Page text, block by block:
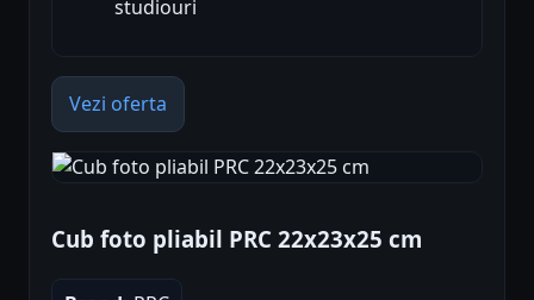
studiouri
Vezi oferta
Cub foto pliabil PRC 22x23x25 cm